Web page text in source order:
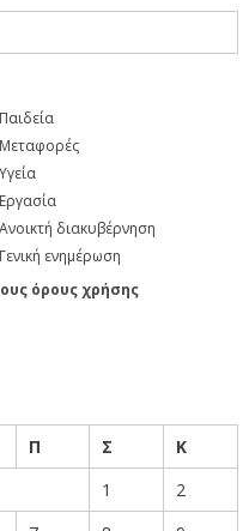
Παιδεία
Μεταφορές
Υγεία
Εργασία
Ανοικτή διακυβέρνηση
Γενική ενημέρωση
όρους χρήσης
Π Σ
Κ
1
2